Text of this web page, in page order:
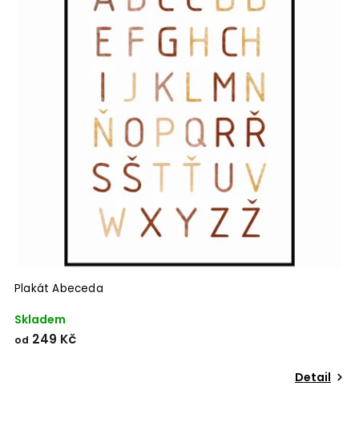
Plakát Abeceda
Skladem
od 249 Kč
Detail